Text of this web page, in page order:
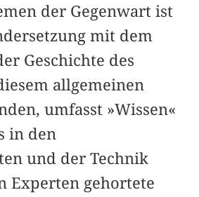
der Gegenwart ist
mit dem
Geschichte des
allgemeinen
umfasst »Wissen«
in den
und der Technik
Experten gehortete